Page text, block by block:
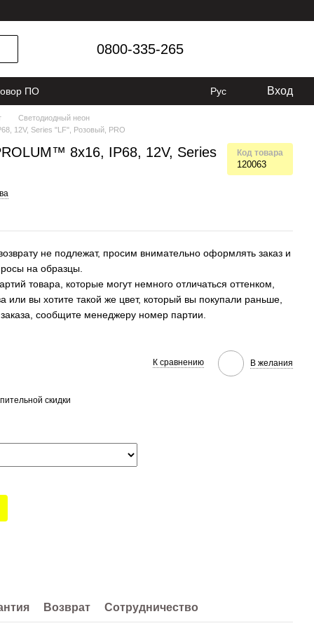
0800-335-265
ПО Рус Вход
Светодиодный неон
12V, Series "LF", Розовый, PRO
8x16, IP68, 12V, Series
Код товара
120063
не подлежат, просим внимательно оформлять заказ и
на образцы.
товара, которые могут немного отличаться оттенком,
или вы хотите такой же цвет, который вы покупали раньше,
сообщите менеджеру номер партии.
К сравнению В желания
скидки
Возврат Сотрудничество